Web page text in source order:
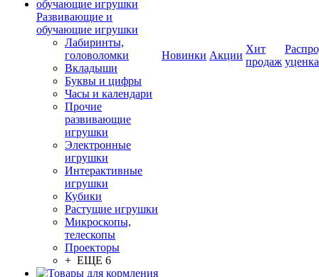
Развивающие и
обучающие игрушки
Лабиринты,
головоломки
Вкладыши
Буквы и цифры
Часы и календари
Прочие
развивающие
игрушки
Электронные
игрушки
Интерактивные
игрушки
Кубики
Растущие игрушки
Микроскопы,
телескопы
Проекторы
+ ЕЩЕ 6
Новинки Акции
Хит
продаж уценка